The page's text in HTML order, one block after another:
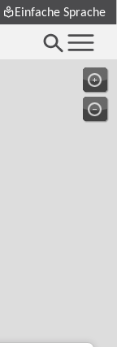
Einfache Sprache